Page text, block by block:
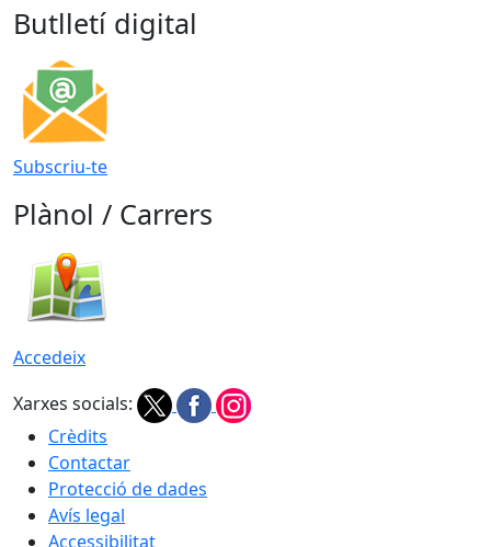
Butlletí digital
Subscriu-te
Plànol / Carrers
Accedeix
Xarxes socials:
Crèdits
Contactar
Protecció de dades
Avís legal
Accessibilitat